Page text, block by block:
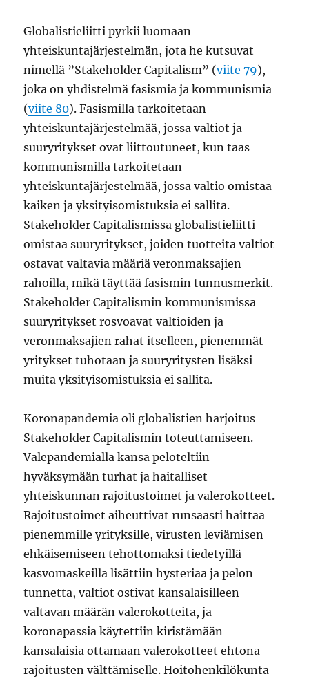
Globalistieliitti pyrkii luomaan
yhteiskuntajärjestelmän, jota he kutsuvat
nimellä ”Stakeholder Capitalism” (viite 79),
joka on yhdistelmä fasismia ja kommunismia
(viite 80). Fasismilla tarkoitetaan
yhteiskuntajärjestelmää, jossa valtiot ja
suuryritykset ovat liittoutuneet, kun taas
kommunismilla tarkoitetaan
yhteiskuntajärjestelmää, jossa valtio omistaa
kaiken ja yksityisomistuksia ei sallita.
Stakeholder Capitalismissa globalistieliitti
omistaa suuryritykset, joiden tuotteita valtiot
ostavat valtavia määriä veronmaksajien
rahoilla, mikä täyttää fasismin tunnusmerkit.
Stakeholder Capitalismin kommunismissa
suuryritykset rosvoavat valtioiden ja
veronmaksajien rahat itselleen, pienemmät
yritykset tuhotaan ja suuryritysten lisäksi
muita yksityisomistuksia ei sallita.
Koronapandemia oli globalistien harjoitus
Stakeholder Capitalismin toteuttamiseen.
Valepandemialla kansa peloteltiin
hyväksymään turhat ja haitalliset
yhteiskunnan rajoitustoimet ja valerokotteet.
Rajoitustoimet aiheuttivat runsaasti haittaa
pienemmille yrityksille, virusten leviämisen
ehkäisemiseen tehottomaksi tiedetyillä
kasvomaskeilla lisättiin hysteriaa ja pelon
tunnetta, valtiot ostivat kansalaisilleen
valtavan määrän valerokotteita, ja
koronapassia käytettiin kiristämään
kansalaisia ottamaan valerokotteet ehtona
rajoitusten välttämiselle. Hoitohenkilökunta